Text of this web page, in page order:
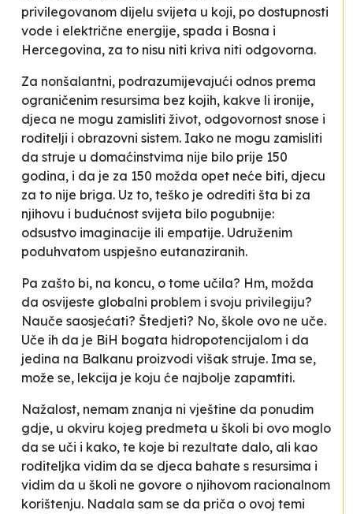
privilegovanom dijelu svijeta u koji, po dostupnosti
vode i električne energije, spada i Bosna i
Hercegovina, za to nisu niti kriva niti odgovorna.
Za nonšalantni, podrazumijevajući odnos prema
ograničenim resursima bez kojih, kakve li ironije,
djeca ne mogu zamisliti život, odgovornost snose i
roditelji i obrazovni sistem. Iako ne mogu zamisliti
da struje u domaćinstvima nije bilo prije 150
godina, i da je za 150 možda opet neće biti, djecu
za to nije briga. Uz to, teško je odrediti šta bi za
njihovu i budućnost svijeta bilo pogubnije:
odsustvo imaginacije ili empatije. Udruženim
poduhvatom uspješno eutanaziranih.
Pa zašto bi, na koncu, o tome učila? Hm, možda
da osvijeste globalni problem i svoju privilegiju?
Nauče saosjećati? Štedjeti? No, škole ovo ne uče.
Uče ih da je BiH bogata hidropotencijalom i da
jedina na Balkanu proizvodi višak struje. Ima se,
može se, lekcija je koju će najbolje zapamtiti.
Nažalost, nemam znanja ni vještine da ponudim
gdje, u okviru kojeg predmeta u školi bi ovo moglo
da se uči i kako, te koje bi rezultate dalo, ali kao
roditeljka vidim da se djeca bahate s resursima i
vidim da u školi ne govore o njihovom racionalnom
korištenju. Nadala sam se da priča o ovoj temi